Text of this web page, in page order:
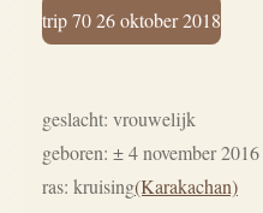
trip 70 26 oktober 2018
geslacht: vrouwelijk
geboren: ± 4 november 2016
ras: kruising(Karakachan)